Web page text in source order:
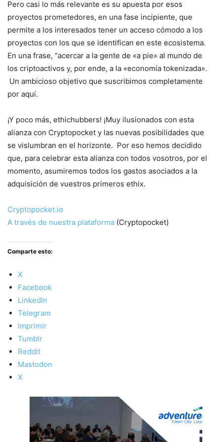
Pero casi lo más relevante es su apuesta por esos
proyectos prometedores, en una fase incipiente, que
permite a los interesados tener un acceso cómodo a los
proyectos con los que se identifican en este ecosistema.
En una frase, “acercar a la gente de «a pie» al mundo de
los criptoactivos y, por ende, a la «economía tokenizada».
Un ambicioso objetivo que suscribimos completamente
por aquí.
¡Y poco más, ethichubbers! ¡Muy ilusionados con esta
alianza con Cryptopocket y las nuevas posibilidades que
se vislumbran en el horizonte. Por eso hemos decidido
que, para celebrar esta alianza con todos vosotros, por el
momento, asumiremos todos los gastos asociados a la
adquisición de vuestros primeros ethix.
Cryptopocket.io
A través de nuestra plataforma (Cryptopocket)
Comparte esto:
X
Facebook
LinkedIn
Telegram
Imprimir
Tumblr
Reddit
Mastodon
X